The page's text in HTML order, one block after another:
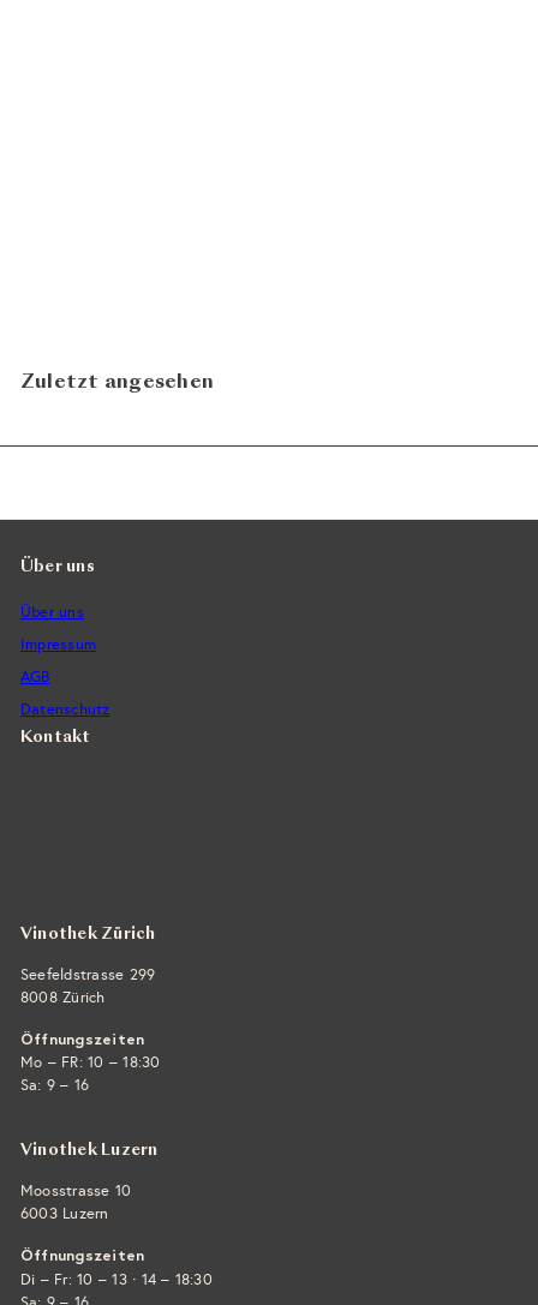
Zuletzt angesehen
Über uns
Über uns
Impressum
AGB
Datenschutz
Kontakt
Vinothek Zürich
Seefeldstrasse 299
8008 Zürich
Öffnungszeiten
Mo – FR: 10 – 18:30
Sa: 9 – 16
Vinothek Luzern
Moosstrasse 10
6003 Luzern
Öffnungszeiten
Di – Fr: 10 – 13 · 14 – 18:30